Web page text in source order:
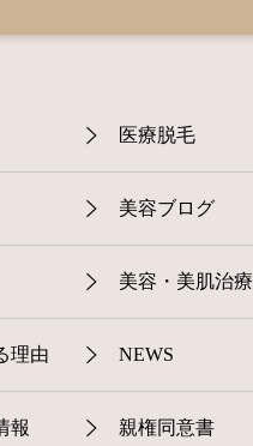
医療脱毛
美容ブログ
美容・美肌治療
理由 NEWS
報 親権同意書